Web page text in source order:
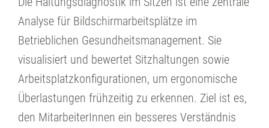
Analyse für Bildschirmarbeitsplätze im
Betrieblichen Gesundheitsmanagement. Sie
visualisiert und bewertet Sitzhaltungen sowie
Arbeitsplatzkonfigurationen, um ergonomische
Überlastungen frühzeitig zu erkennen. Ziel ist es,
den MitarbeiterInnen ein besseres Verständnis